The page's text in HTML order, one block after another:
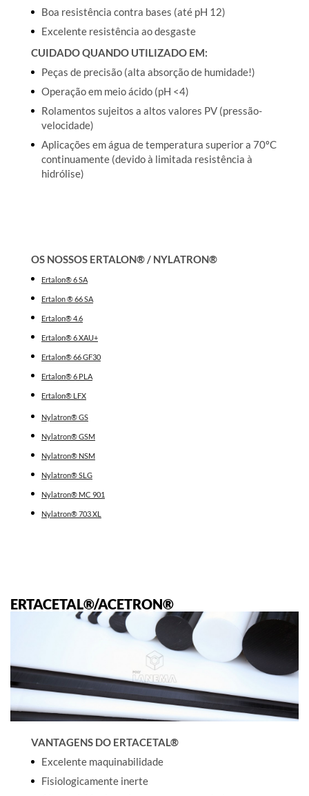
Boa resistência contra bases (até pH 12)
Excelente resistência ao desgaste
CUIDADO QUANDO UTILIZADO EM:
Peças de precisão (alta absorção de humidade!)
Operação em meio ácido (pH <4)
Rolamentos sujeitos a altos valores PV (pressão-
velocidade)
Aplicações em água de temperatura superior a 70ºC
continuamente (devido à limitada resistência à
hidrólise)
OS NOSSOS ERTALON® / NYLATRON®
Ertalon® 6 SA
Ertalon ® 66 SA
Ertalon® 4.6
Ertalon® 6 XAU+
Ertalon® 66 GF30
Ertalon® 6 PLA
Ertalon® LFX
Nylatron® GS
Nylatron® GSM
Nylatron® NSM
Nylatron® SLG
Nylatron® MC 901
Nylatron® 703 XL
ERTACETAL®/ACETRON®
VANTAGENS DO ERTACETAL®
Excelente maquinabilidade
Fisiologicamente inerte